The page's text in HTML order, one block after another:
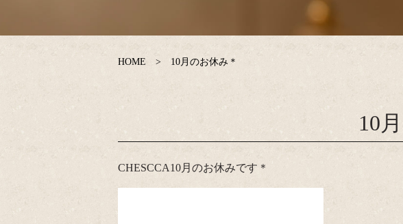
HOME 10月のお休み＊
10
CHESCCA10月のお休みです＊